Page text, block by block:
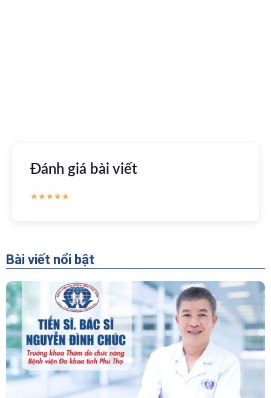
Đánh giá bài viết
★★★★★
Bài viết nổi bật
“Người Dẫn Đường” Của Khoa Thăm Dò Chức
Năng – Bệnh Viện Đa Khoa Tỉnh Phú Thọ